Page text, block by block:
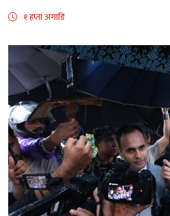
१ हप्ता अगाडि